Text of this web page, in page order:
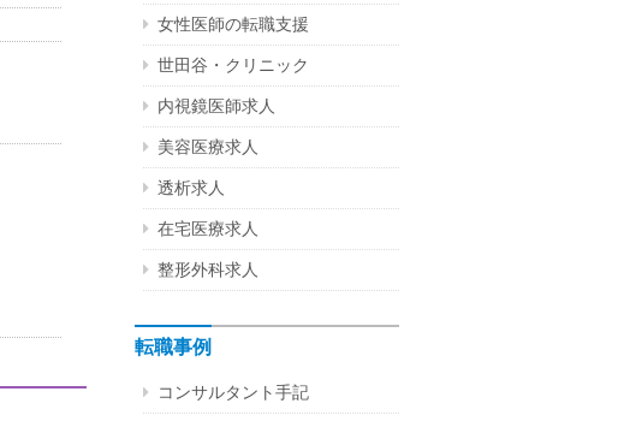
女性医師の転職支援
世田谷・クリニック
内視鏡医師求人
美容医療求人
透析求人
在宅医療求人
整形外科求人
転職事例
コンサルタント手記